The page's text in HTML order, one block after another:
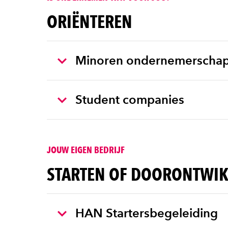
ORIËNTEREN
Minoren
Student companies
JOUW EIGEN BEDRIJF
STARTEN OF
HAN Startersbegeleiding